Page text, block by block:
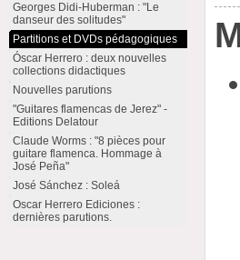
Georges Didi-Huberman : "Le
danseur des solitudes"
Partitions et DVDs pédagogiques
Óscar Herrero : deux nouvelles
collections didactiques
Nouvelles parutions
"Guitares flamencas de Jerez" -
Editions Delatour
Claude Worms : "8 pièces pour
guitare flamenca. Hommage à
José Peña"
José Sánchez : Soleá
Oscar Herrero Ediciones :
dernières parutions.